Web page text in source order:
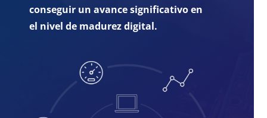
conseguir un avance significativo en
el nivel de madurez digital.